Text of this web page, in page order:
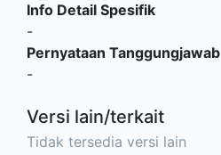
Info Detail Spesifik
-
Pernyataan Tanggungjawab
-
Versi lain/terkait
Tidak tersedia versi lain